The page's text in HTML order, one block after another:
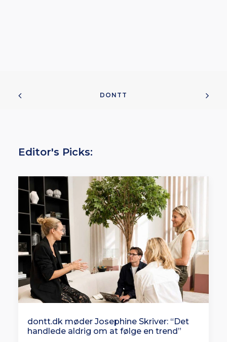
DONTT
Editor's Picks:
dontt.dk møder Josephine Skriver: “Det
handlede aldrig om at følge en trend”